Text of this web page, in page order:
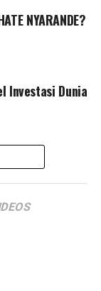
NYARANDE?
Investasi Dunia